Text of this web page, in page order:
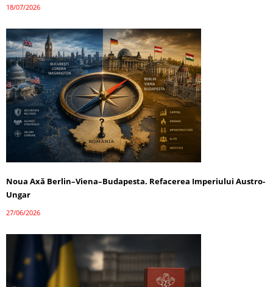
18/07/2026
Noua Axă Berlin–Viena–Budapesta. Refacerea Imperiului Austro-
Ungar
27/06/2026